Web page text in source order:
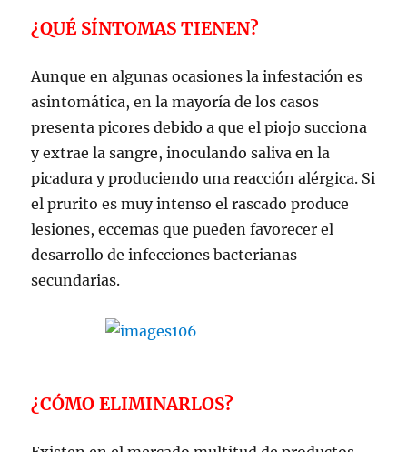
¿QUÉ SÍNTOMAS TIENEN?
Aunque en algunas ocasiones la infestación es
asintomática, en la mayoría de los casos
presenta picores debido a que el piojo succiona
y extrae la sangre, inoculando saliva en la
picadura y produciendo una reacción alérgica. Si
el prurito es muy intenso el rascado produce
lesiones, eccemas que pueden favorecer el
desarrollo de infecciones bacterianas
secundarias.
¿CÓMO ELIMINARLOS?